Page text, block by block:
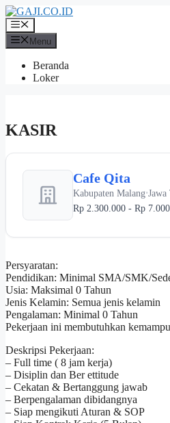
Langsung
ke
isi
Menu
Menu
Beranda
Loker
KASIR
Cafe Qita
Kabupaten Malang•
Rp 2.300.000 - Rp
Persyaratan:
Pendidikan: Minimal SMA/SMK/
Usia: Maksimal 0 Tahun
Jenis Kelamin: Semua jenis kelamin
Pengalaman: Minimal 0 Tahun
Pekerjaan ini membutuhkan
Deskripsi Pekerjaan:
– Full time ( 8 jam kerja)
– Disiplin dan Ber ettitude
– Cekatan & Bertanggung jawab
– Berpengalaman dibidangnya
– Siap mengikuti Aturan & SOP